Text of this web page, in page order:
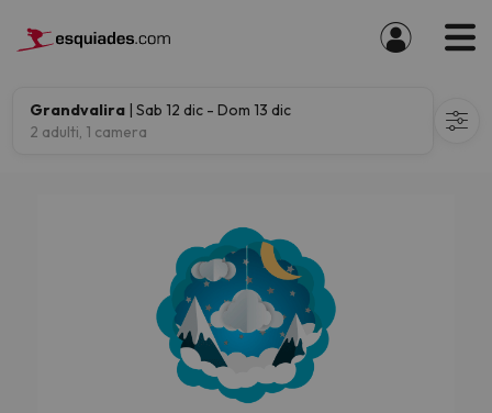
Grandvalira | Sab 12 dic - Dom 13 dic
2 adulti, 1 camera